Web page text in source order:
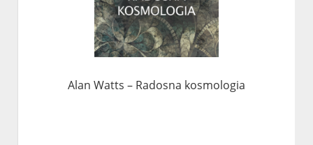
Alan Watts – Radosna kosmologia